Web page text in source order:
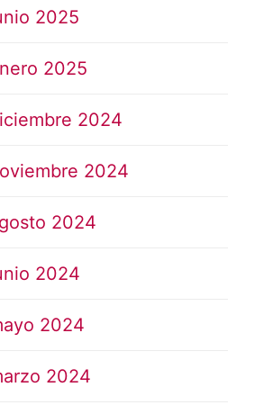
2025
2025
2024
2024
2024
2024
2024
2024